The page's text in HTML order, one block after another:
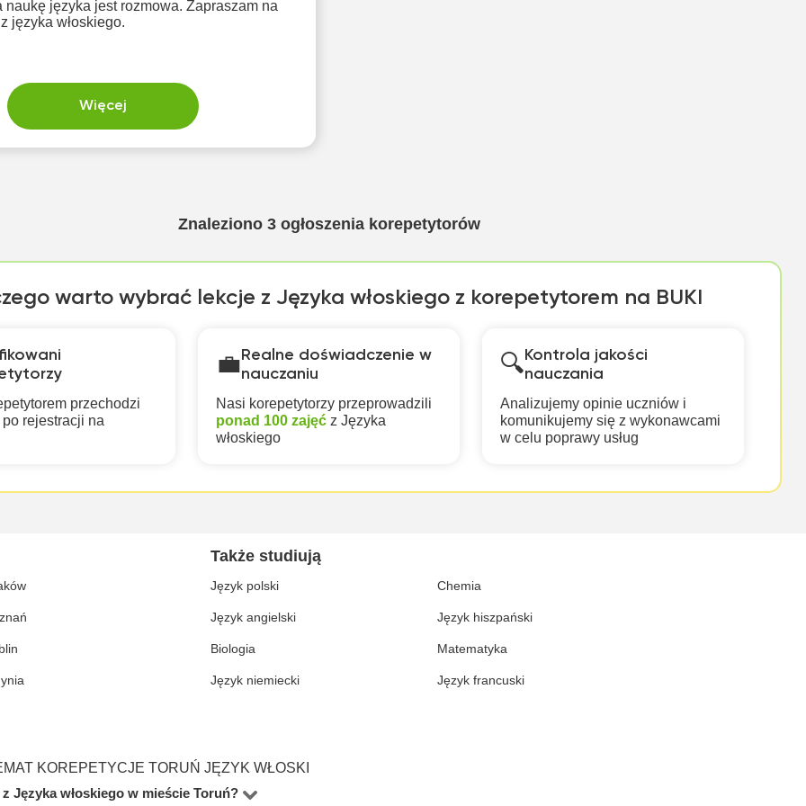
naukę języka jest rozmowa. Zapraszam na
języka włoskiego.
Więcej
Znaleziono 3 ogłoszenia korepetytorów
warto wybrać lekcje z Języka włoskiego z korepetytorem na BUKI
przechodzi
rejestracji na
💼 Realne doświadczenie w
nauczaniu
Nasi korepetytorzy przeprowadzili
ponad 100 zajęć z Języka
włoskiego
🔍 Kontrola jakości
nauczania
Analizujemy opinie uczniów i
komunikujemy się z wykonawcami
w celu poprawy usług
Także studiują
Język polski Chemia
Język angielski Język hiszpański
Biologia Matematyka
Język niemiecki Język francuski
KOREPETYCJE TORUŃ JĘZYK WŁOSKI
Języka włoskiego w mieście Toruń?